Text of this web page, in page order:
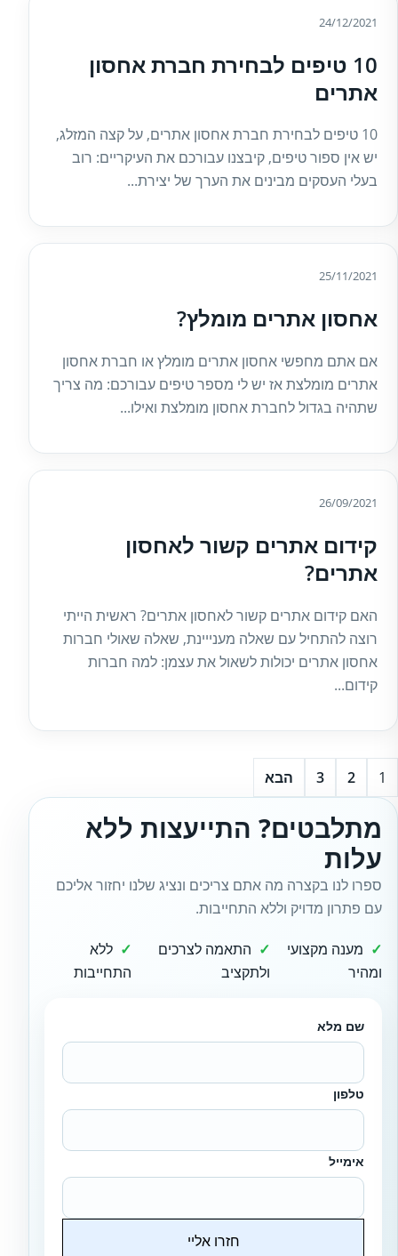
24/12/2021
10 טיפים לבחירת חברת אחסון
אתרים
10 טיפים לבחירת חברת אחסון אתרים, על קצה המזלג,
יש אין ספור טיפים, קיבצנו עבורכם את העיקריים: רוב
בעלי העסקים מבינים את הערך של יצירת...
25/11/2021
אחסון אתרים מומלץ?
אם אתם מחפשי אחסון אתרים מומלץ או חברת אחסון
אתרים מומלצת אז יש לי מספר טיפים עבורכם: מה צריך
שתהיה בגדול לחברת אחסון מומלצת ואילו...
26/09/2021
קידום אתרים קשור לאחסון
אתרים?
האם קידום אתרים קשור לאחסון אתרים? ראשית הייתי
רוצה להתחיל עם שאלה מענייינת, שאלה שאולי חברות
אחסון אתרים יכולות לשאול את עצמן: למה חברות
קידום...
1
2
3 הבא
מתלבטים? התייעצות ללא
עלות
ספרו לנו בקצרה מה אתם צריכים ונציג שלנו יחזור אליכם
עם פתרון מדויק וללא התחייבות.
מענה מקצועי
ומהיר
התאמה לצרכים
ולתקציב
ללא
התחייבות
שם מלא
טלפון
אימייל
חזרו אליי